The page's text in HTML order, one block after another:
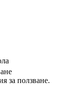
за ползване.